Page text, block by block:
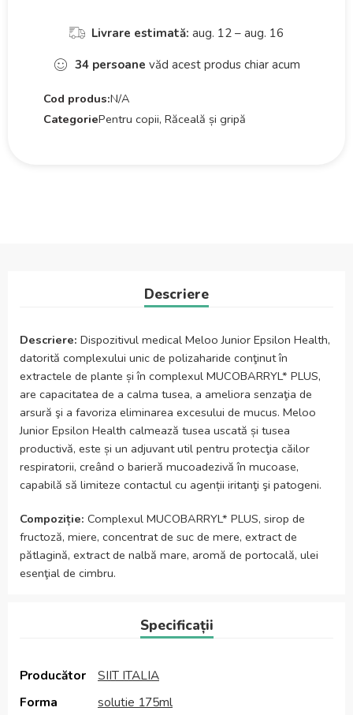
Livrare estimată: aug. 12 – aug. 16
34 persoane văd acest produs chiar acum
Cod produs:N/A
CategoriePentru copii, Răceală și gripă
Descriere
Descriere: Dispozitivul medical Meloo Junior Epsilon Health,
datorită complexului unic de polizaharide conţinut în
extractele de plante și în complexul MUCOBARRYL* PLUS,
are capacitatea de a calma tusea, a ameliora senzaţia de
arsură şi a favoriza eliminarea excesului de mucus. Meloo
Junior Epsilon Health calmează tusea uscată și tusea
productivă, este și un adjuvant util pentru protecţia căilor
respiratorii, creând o barieră mucoadezivă în mucoase,
capabilă să limiteze contactul cu agenții iritanţi şi patogeni.
Compoziție: Complexul MUCOBARRYL* PLUS, sirop de
fructoză, miere, concentrat de suc de mere, extract de
pătlagină, extract de nalbă mare, aromă de portocală, ulei
esenţial de cimbru.
Specificații
Producător
SIIT ITALIA
Forma
solutie 175ml